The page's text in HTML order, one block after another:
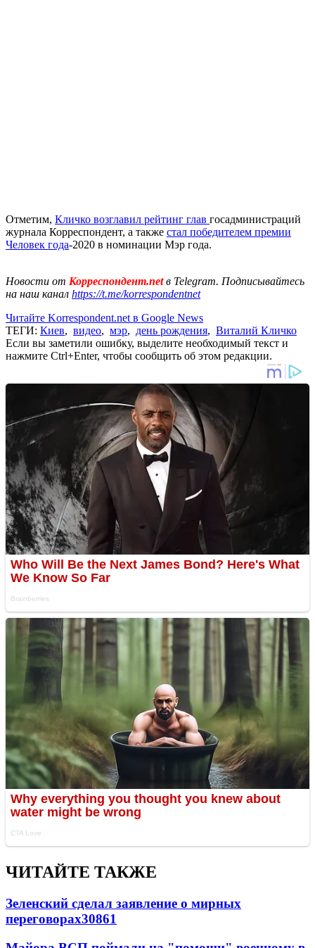
Отметим, Кличко возглавил рейтинг глав госадминистраций
журнала Корреспондент, а также стал победителем премии
Человек года-2020 в номинации Мэр года.
Новости от Корреспондент.netв Telegram. Подписывайтесь
на наш канал https://t.me/korrespondentnet
Читайте Korrespondent.net в Google News
ТЕГИ: Киев, видео, мэр, день рождения, Виталий Кличко
Если вы заметили ошибку, выделите необходимый текст и
нажмите Ctrl+Enter, чтобы сообщить об этом редакции.
ЧИТАЙТЕ ТАКЖЕ
Зеленский сделал заявление о мирных
переговорах30861